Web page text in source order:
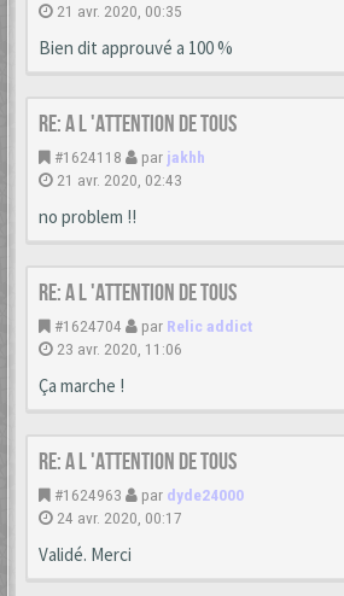
21 avr. 2020, 00:35
Bien dit approuvé a 100 %
Re: A L 'ATTENTION DE TOUS
#1624118 par jakhh
21 avr. 2020, 02:43
no problem !!
Re: A L 'ATTENTION DE TOUS
#1624704 par Relic addict
23 avr. 2020, 11:06
Ça marche !
Re: A L 'ATTENTION DE TOUS
#1624963 par dyde24000
24 avr. 2020, 00:17
Validé. Merci